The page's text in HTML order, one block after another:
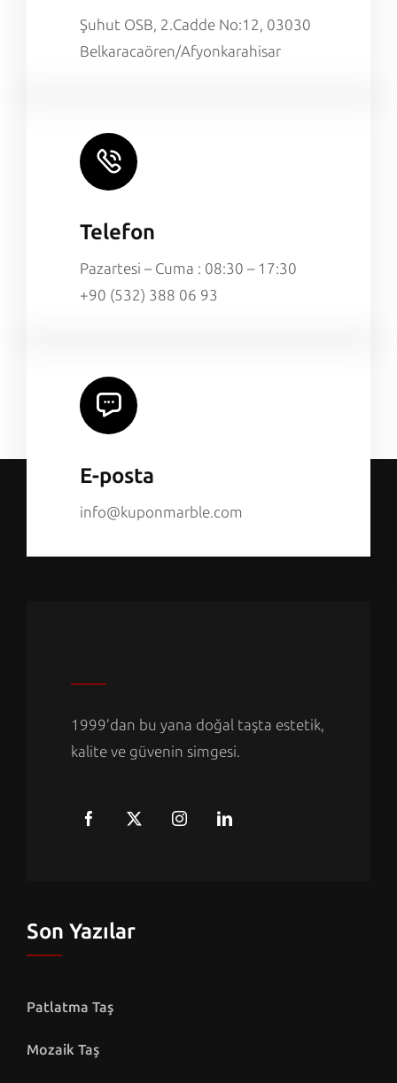
Şuhut OSB, 2.Cadde No:12, 03030
Belkaracaören/Afyonkarahisar
Telefon
Pazartesi – Cuma : 08:30 – 17:30
+90 (532) 388 06 93
E-posta
info@kuponmarble.com
1999’dan bu yana doğal taşta estetik,
kalite ve güvenin simgesi.
Son Yazılar
Patlatma Taş
Mozaik Taş